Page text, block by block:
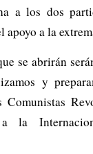
a los dos
apoyo a la
se abrirán
y
Comunistas
la